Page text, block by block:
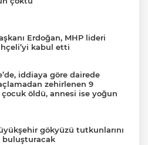
Erdoğan, MHP lideri
kabul etti
iddiaya göre dairede
zehirlenen 9
çocuk öldü, annesi ise yoğun
gökyüzü tutkunlarını
buluşturacak